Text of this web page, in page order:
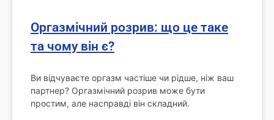
Оргазмічний розрив: що це таке
та чому він є?
Ви відчуваєте оргазм частіше чи рідше, ніж ваш
партнер? Оргазмічний розрив може бути
простим, але насправді він складний.